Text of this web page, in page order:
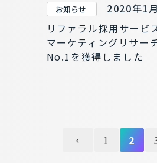
お知らせ
2020年1
リファラル採用サービ
マーケティングリサー
No.1を獲得しました
1 2